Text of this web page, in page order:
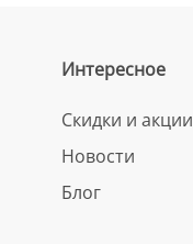
Интересное
Скидки и акции
Новости
Блог